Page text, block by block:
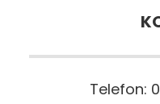
Telefon: